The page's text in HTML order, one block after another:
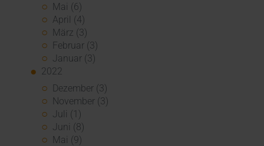
Mai (6)
April (4)
März (3)
Februar (3)
Januar (3)
2022
Dezember (3)
November (3)
Juli (1)
Juni (8)
Mai (9)